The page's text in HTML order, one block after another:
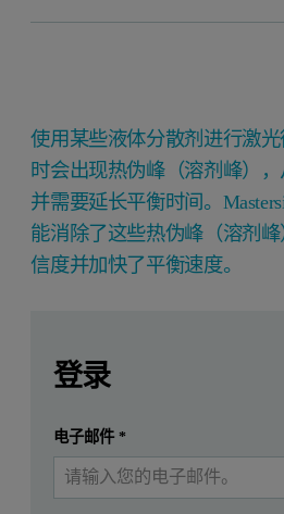
使用某些液体分散剂进行激
时会出现热伪峰（溶剂峰）
并需要延长平衡时间。
能消除了这些热伪峰（溶剂
信度并加快了平衡速度。
使用某些液体分散剂进行激
处理分散剂中的热伪
十多年来，Mastersizer 3000
提交 我已经有一个帐户
登录
电子邮件*